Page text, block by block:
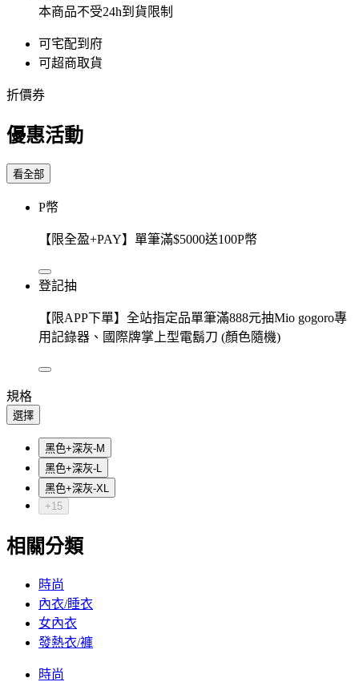
本商品不受24h到貨限制
可宅配到府
可超商取貨
折價券
優惠活動
看全部
P幣
【限全盈+PAY】單筆滿$5000送100P幣
登記抽
【限APP下單】全站指定品單筆滿888元抽Mio gogoro專
用記錄器、國際牌掌上型電鬍刀 (顏色隨機)
規格
選擇
黑色+深灰-M
黑色+深灰-L
黑色+深灰-XL
+15
相關分類
時尚
內衣/睡衣
女內衣
發熱衣/褲
時尚